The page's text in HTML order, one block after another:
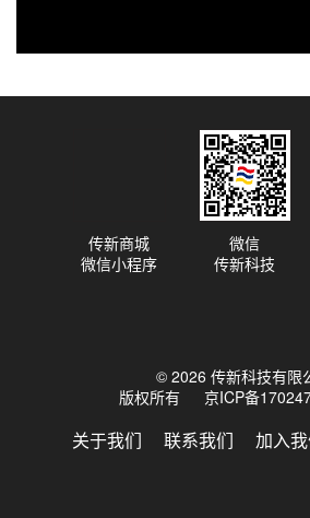
© 2026 传新科技有限
版权所有
京ICP备
关于我们 联系我们 加入
传新商城
微信小程序
微信
传新科技